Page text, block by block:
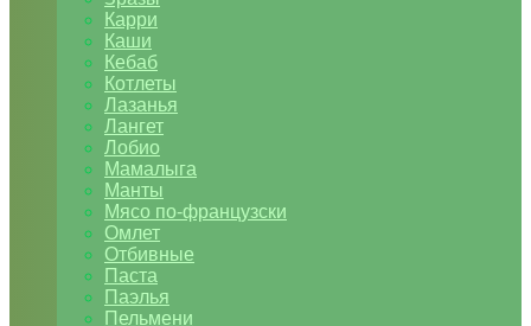
Карри
Каши
Кебаб
Котлеты
Лазанья
Лангет
Лобио
Мамалыга
Манты
Мясо по-французски
Омлет
Отбивные
Паста
Паэлья
Пельмени